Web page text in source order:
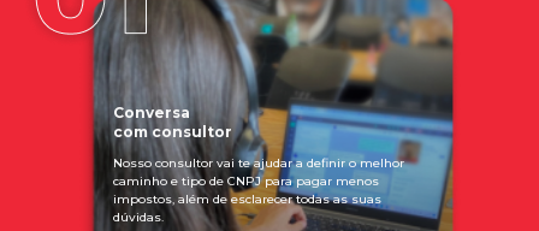
Conversa
com consultor
Nosso consultor vai te ajudar a definir o melhor
caminho e tipo de CNPJ para pagar menos
impostos, além de esclarecer todas as suas
dúvidas.